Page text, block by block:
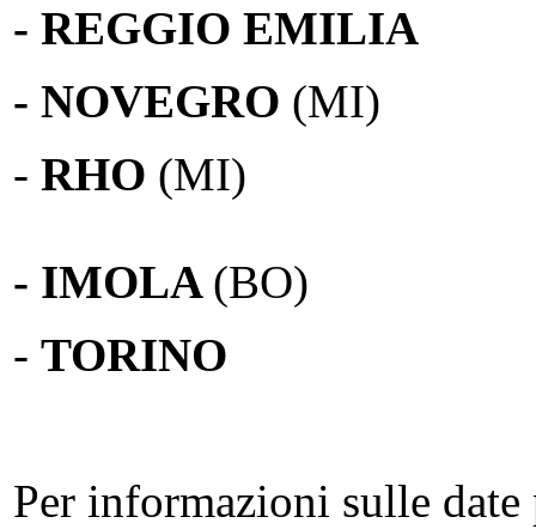
- REGGIO EMILIA
- NOVEGRO (MI)
- RHO (MI)
- IMOLA (BO)
- TORINO
Per informazioni sulle